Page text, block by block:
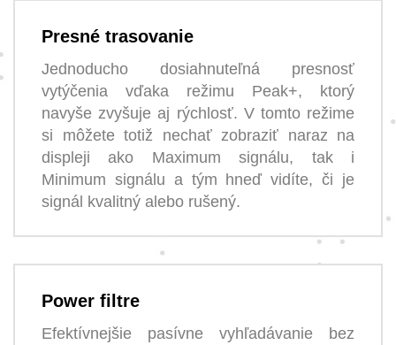
Presné trasovanie
Jednoducho dosiahnuteľná presnosť
vytýčenia vďaka režimu Peak+, ktorý
navyše zvyšuje aj rýchlosť. V tomto režime
si môžete totiž nechať zobraziť naraz na
displeji ako Maximum signálu, tak i
Minimum signálu a tým hneď vidíte, či je
signál kvalitný alebo rušený.
Power filtre
Efektívnejšie pasívne vyhľadávanie bez